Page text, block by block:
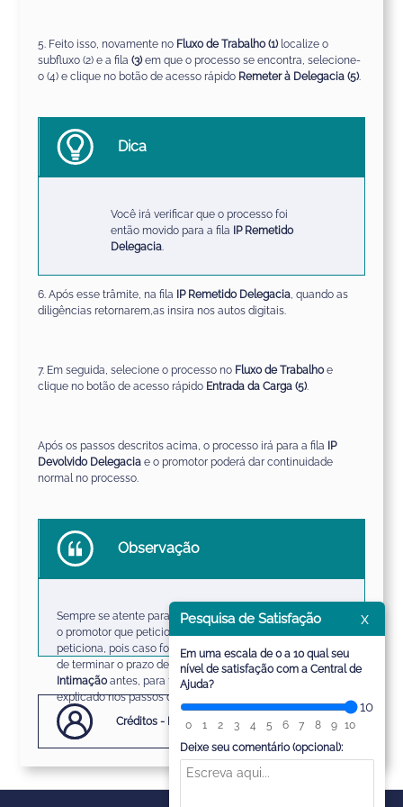
5. Feito isso, novamente no Fluxo deTrabalho(1) localize o
subfluxo (2) e a fila(3)em que o processo se encontra,selecione-
o(4) e clique no botão de acesso rápido Remeter à Delegacia (5).
Dica
Você irá verificar queo processofoi
então movido para a fila
IP Remetido
Delegacia.
6.Após esse trâmite, na fila IP Remetido Delegacia, quando as
diligências retornarem,as insira nos autos digitais.
7. Em seguida, selecioneo processo no Fluxo deTrabalhoe
clique no botão de acesso rápido Entrada da Carga (5).
Após os passos descritos acima, o processo irá para a fila
IP
Devolvido Delegacia e o promotor poderá dar continuidade
normal no processo.
Observação
Sempre se atente para a situação do processo, tanto para
o promotor que peticiona quanto para o que não
peticiona, pois casofor
trabalhar nesse processo antes
de terminar o prazo de leitura, deveReceber a
Intimaçãoantes, para funcionamento correto do fluxo
explicado nos passos desse
Créditos - Equipe SAJ Ministérios Públicos
Pesquisa de Satisfação x
Em uma escala de 0 a 10 qual seu
nível de satisfação com a Central de
Ajuda?
10
0 1 2 3 4 5 6 7 8 9
10
Deixe seu comentário (opcional):